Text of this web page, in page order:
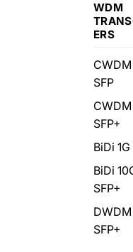
WDM
ERS
CWDM
SFP
CWDM
SFP+
BiDi 1G
BiDi
SFP+
DWDM
SFP+